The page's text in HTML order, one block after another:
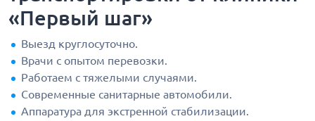
«Первый шаг»
Выезд круглосуточно.
Врачи с опытом перевозки.
Работаем с тяжелыми случаями.
Современные санитарные автомобили.
Аппаратура для экстренной стабилизации.